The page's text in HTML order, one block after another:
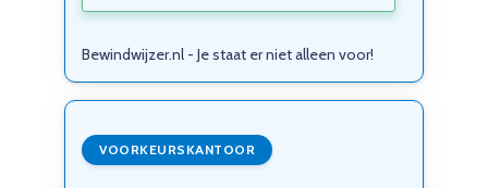
Bewindwijzer.nl - Je staat er niet alleen voor!
VOORKEURSKANTOOR